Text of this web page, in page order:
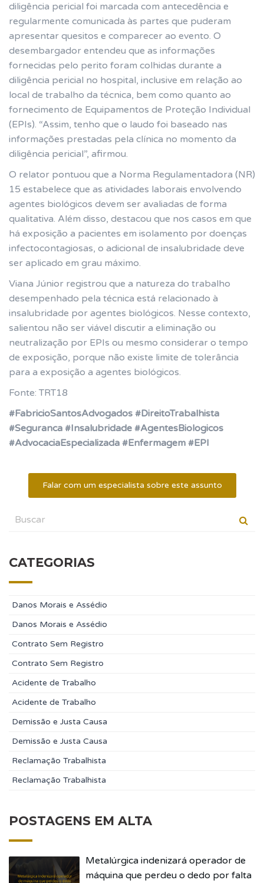
diligência pericial foi marcada com antecedência e
regularmente comunicada às partes que puderam
apresentar quesitos e comparecer ao evento. O
desembargador entendeu que as informações
fornecidas pelo perito foram colhidas durante a
diligência pericial no hospital, inclusive em relação ao
local de trabalho da técnica, bem como quanto ao
fornecimento de Equipamentos de Proteção Individual
(EPIs). “Assim, tenho que o laudo foi baseado nas
informações prestadas pela clínica no momento da
diligência pericial”, afirmou.
O relator pontuou que a Norma Regulamentadora (NR)
15 estabelece que as atividades laborais envolvendo
agentes biológicos devem ser avaliadas de forma
qualitativa. Além disso, destacou que nos casos em que
há exposição a pacientes em isolamento por doenças
infectocontagiosas, o adicional de insalubridade deve
ser aplicado em grau máximo.
Viana Júnior registrou que a natureza do trabalho
desempenhado pela técnica está relacionado à
insalubridade por agentes biológicos. Nesse contexto,
salientou não ser viável discutir a eliminação ou
neutralização por EPIs ou mesmo considerar o tempo
de exposição, porque não existe limite de tolerância
para a exposição a agentes biológicos.
Fonte: TRT18
#FabricioSantosAdvogados #DireitoTrabalhista
#Seguranca #Insalubridade #AgentesBiologicos
#AdvocaciaEspecializada #Enfermagem #EPI
Falar com um especialista sobre este assunto
CATEGORIAS
Danos Morais e Assédio
Danos Morais e Assédio
Contrato Sem Registro
Contrato Sem Registro
Acidente de Trabalho
Acidente de Trabalho
Demissão e Justa Causa
Demissão e Justa Causa
Reclamação Trabalhista
Reclamação Trabalhista
POSTAGENS EM ALTA
Metalúrgica indenizará operador de
máquina que perdeu o dedo por falta